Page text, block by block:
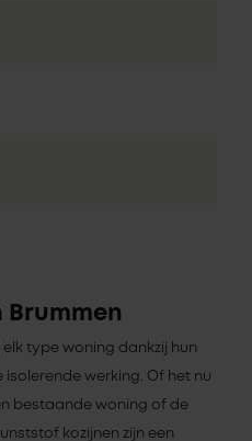
Brummen
type woning dankzij hun
werking. Of het nu
bestaande woning of de
kozijnen zijn een